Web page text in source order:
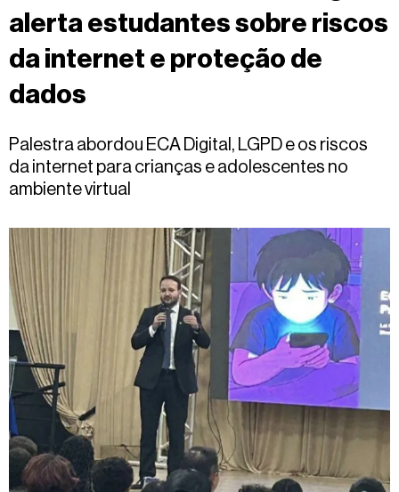
dia
Fale
alerta estudantes sobre riscos
da internet e proteção de
dados
Palestra abordou ECA Digital, LGPD e os riscos
da internet para crianças e adolescentes no
ambiente virtual